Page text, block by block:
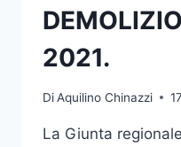
2021.
DiAquilino Chinazzi
La Giunta